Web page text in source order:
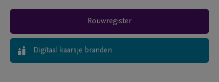
Rouwregister
Digitaal kaarsje branden